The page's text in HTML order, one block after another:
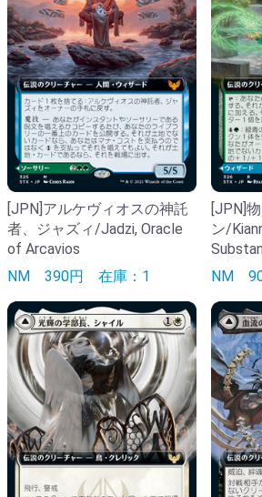
[JPN]アルケヴィオスの神託
者、ジャズィ/Jadzi, Oracle
of Arcavios
NM 390円 在庫：1
[JPN]
ン/
NM